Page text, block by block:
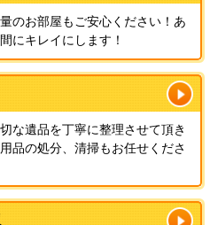
のお部屋もご安心ください！あ
にキレイにします！
な遺品を丁寧に整理させて頂き
品の処分、清掃もお任せくださ